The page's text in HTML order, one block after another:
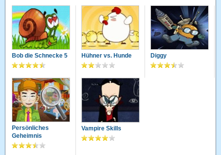
Bob die Schnecke 5 Hühner vs. Hunde Diggy
Persönliches
Geheimnis
Vampire Skills